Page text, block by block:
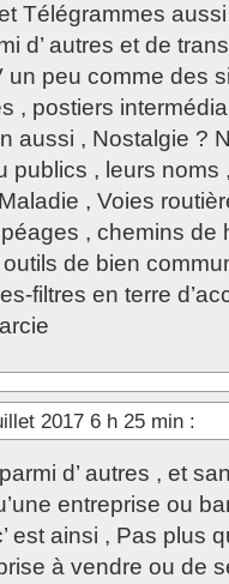
Télégrammes
d’ autres et de
un peu comme des
, postiers
aussi , Nostalgie ?
publics , leurs noms
, Voies
, chemins
de bien
filtres en terre
2017 6 h 25 min :
d’ autres , et
entreprise ou
est ainsi , Pas plus
à vendre ou de